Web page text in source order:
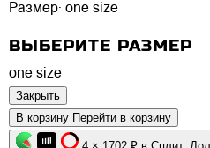
Размер: one size
ВЫБЕРИТЕ РАЗМЕР
one size
Закрыть
В корзину Перейти в корзину